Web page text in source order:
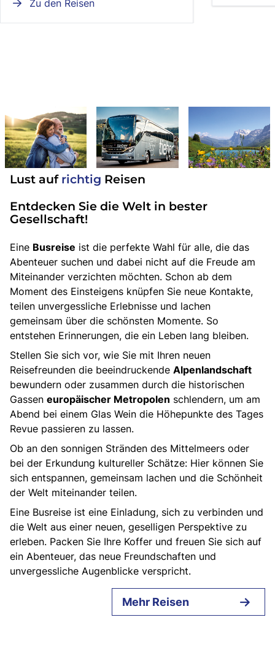
Zu den Reisen
Lust auf richtig Reisen
Entdecken Sie die Welt in bester
Gesellschaft!
Eine Busreise ist die perfekte Wahl für alle, die das
Abenteuer suchen und dabei nicht auf die Freude am
Miteinander verzichten möchten. Schon ab dem
Moment des Einsteigens knüpfen Sie neue Kontakte,
teilen unvergessliche Erlebnisse und lachen
gemeinsam über die schönsten Momente. So
entstehen Erinnerungen, die ein Leben lang bleiben.
Stellen Sie sich vor, wie Sie mit Ihren neuen
Reisefreunden die beeindruckende Alpenlandschaft
bewundern oder zusammen durch die historischen
Gassen europäischer Metropolen schlendern, um am
Abend bei einem Glas Wein die Höhepunkte des Tages
Revue passieren zu lassen.
Ob an den sonnigen Stränden des Mittelmeers oder
bei der Erkundung kultureller Schätze: Hier können Sie
sich entspannen, gemeinsam lachen und die Schönheit
der Welt miteinander teilen.
Eine Busreise ist eine Einladung, sich zu verbinden und
die Welt aus einer neuen, geselligen Perspektive zu
erleben. Packen Sie Ihre Koffer und freuen Sie sich auf
ein Abenteuer, das neue Freundschaften und
unvergessliche Augenblicke verspricht.
Mehr Reisen